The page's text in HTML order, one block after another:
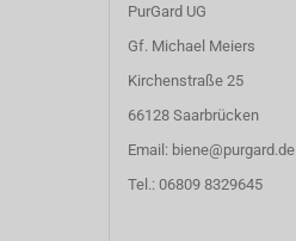
PurGard UG
Gf. Michael Meiers
Kirchenstraße 25
66128 Saarbrücken
Email: biene@purgard.de
Tel.: 06809 8329645